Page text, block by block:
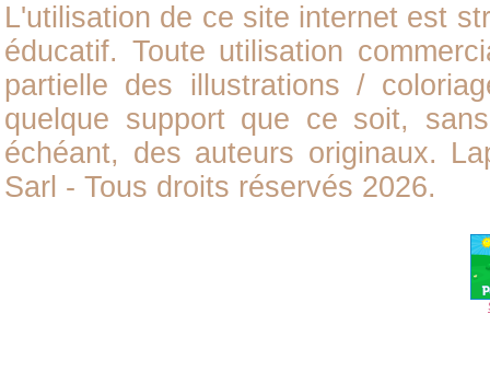
L'utilisation de ce site internet est
éducatif. Toute utilisation
partielle des illustrations /
quelque support que ce soit,
échéant, des auteurs originaux.
Sarl - Tous droits réservés 2026.